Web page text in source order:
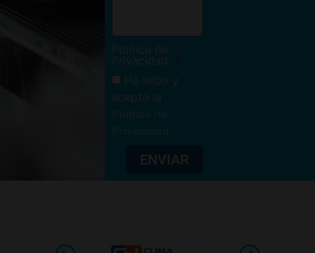
Política de
Privacidad
He leído y
acepto la
ENVIAR